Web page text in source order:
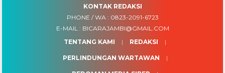
KONTAK REDAKSI
PHONE / WA : 0823-2091-6723
E-MAIL : BICARAJAMBI@GMAIL.COM
TENTANG KAMI
REDAKSI
PERLINDUNGAN WARTAWAN